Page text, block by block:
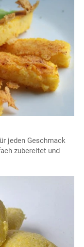
jeden Geschmack
zubereitet und